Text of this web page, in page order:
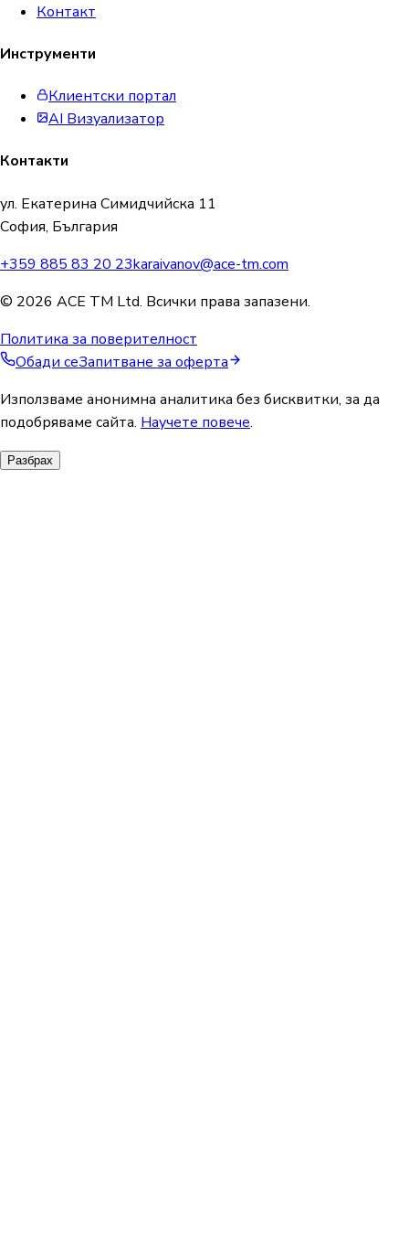
Контакт
Инструменти
Клиентски портал
AI Визуализатор
Контакти
ул. Екатерина Симидчийска 11
София, България
+359 885 83 20 23karaivanov@ace-tm.com
© 2026 ACE TM Ltd. Всички права запазени.
Политика за поверителност
Обади сеЗапитване за оферта
Използваме анонимна аналитика без бисквитки, за да
подобряваме сайта. Научете повече.
Разбрах